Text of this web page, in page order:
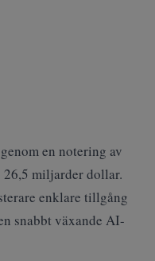
en notering av
miljarder dollar.
enklare tillgång
snabbt växande AI-